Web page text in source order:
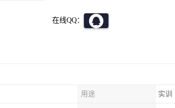
在线QQ：
用途 实训